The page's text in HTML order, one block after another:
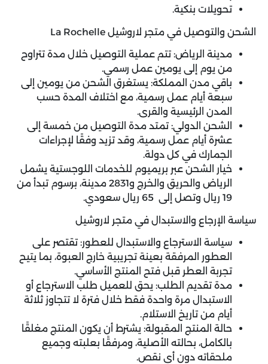
تحويلات بنكية.
الشحن والتوصيل في متجر لاروشيل La Rochelle
مدينة الرياض: تتم عملية التوصيل خلال مدة تتراوح
من يوم إلى يومين عمل رسمي.
باقي مدن المملكة: يستغرق الشحن من يومين إلى
سبعة أيام عمل رسمية، مع اختلاف المدة حسب
المدن الرئيسية والقرى.
الشحن الدولي: تمتد مدة التوصيل من خمسة إلى
عشرة أيام عمل رسمية، وقد تزيد وفقًا لإجراءات
الجمارك في كل دولة.
خيار الشحن عبر بريميوم للخدمات اللوجستية يشمل
الرياض والحريق والخرج و2831 مدينة، برسوم تبدأ من
19 ريال وتصل إلى 65 ريال سعودي.
سياسة الإرجاع والاستبدال في متجر لاروشيل
سياسة الاسترجاع والاستبدال للعطور: تقتصر على
العطور المرفقة بعينة تجريبية خارج العبوة، بما يتيح
تجربة العطر قبل فتح المنتج الأساسي.
مدة تقديم الطلب: يحق للعميل طلب الاسترجاع أو
الاستبدال مرة واحدة فقط خلال فترة لا تتجاوز ثلاثة
أيام من تاريخ الاستلام.
حالة المنتج المقبولة: يشترط أن يكون المنتج مغلقًا
بالكامل، بحالته الأصلية، ومرفقًا بعلبته وجميع
ملحقاته دون أي نقص.